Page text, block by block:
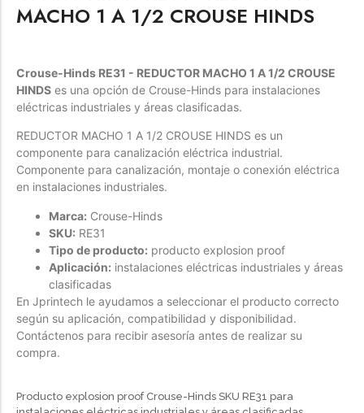
Womenswear
Another as studied
Forfeited you engrossed
Especially favourable
Menswear
Another as studied
Forfeited you engrossed
Especially favourable
Video
MACHO 1 A 1/2 CROUSE HINDS
Crouse-Hinds RE31 - REDUCTOR MACHO 1 A 1/2 CROUSE
HINDS es una opción de Crouse-Hinds para instalaciones
eléctricas industriales y áreas clasificadas.
REDUCTOR MACHO 1 A 1/2 CROUSE HINDS es un
componente para canalización eléctrica industrial.
Componente para canalización, montaje o conexión eléctrica
en instalaciones industriales.
Marca: Crouse-Hinds
SKU: RE31
Tipo de producto: producto explosion proof
Aplicación: instalaciones eléctricas industriales y áreas
clasificadas
En Jprintech le ayudamos a seleccionar el producto correcto
según su aplicación, compatibilidad y disponibilidad.
Contáctenos para recibir asesoría antes de realizar su
compra.
Producto explosion proof Crouse-Hinds SKU RE31 para